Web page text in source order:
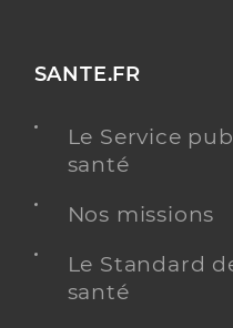
SANTE.FR
Le Service
santé
Nos missions
Le Standard
santé